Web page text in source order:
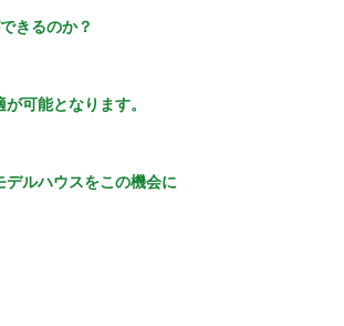
きるのか？
可能となります。
ルハウスをこの機会に